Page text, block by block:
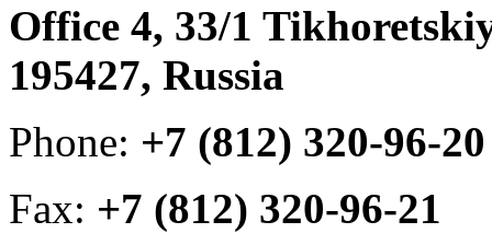
Office 4, 33/1
195427, Russia
Phone: +7 (812) 320-96-20
Fax: +7 (812) 320-96-21